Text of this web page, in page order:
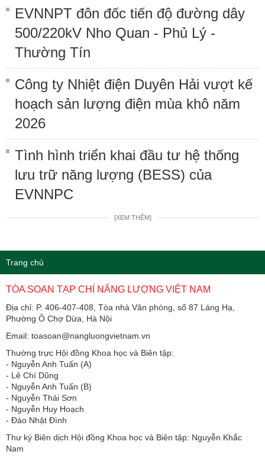
EVNNPT đôn đốc tiến độ đường dây
500/220kV Nho Quan - Phủ Lý -
Thường Tín
Công ty Nhiệt điện Duyên Hải vượt kế
hoạch sản lượng điện mùa khô năm
2026
Tình hình triển khai đầu tư hệ thống
lưu trữ năng lượng (BESS) của
EVNNPC
[XEM THÊM]
Trang chủ
TÒA SOẠN TẠP CHÍ NĂNG LƯỢNG VIỆT NAM
Địa chỉ: P. 406-407-408, Tòa nhà Văn phòng, số 87 Láng Hạ,
Phường Ô Chợ Dừa, Hà Nội
Email: toasoan@nangluongvietnam.vn
Thường trực Hội đồng Khoa học và Biên tập:
​​​​​​- Nguyễn Anh Tuấn (A)
- Lê Chí Dũng
- Nguyễn Anh Tuấn (B)
- Nguyễn Thái Sơn
- Nguyễn Huy Hoạch
- Đào Nhật Đình
Thư ký Biên dịch Hội đồng Khoa học và Biên tập: Nguyễn Khắc
Nam